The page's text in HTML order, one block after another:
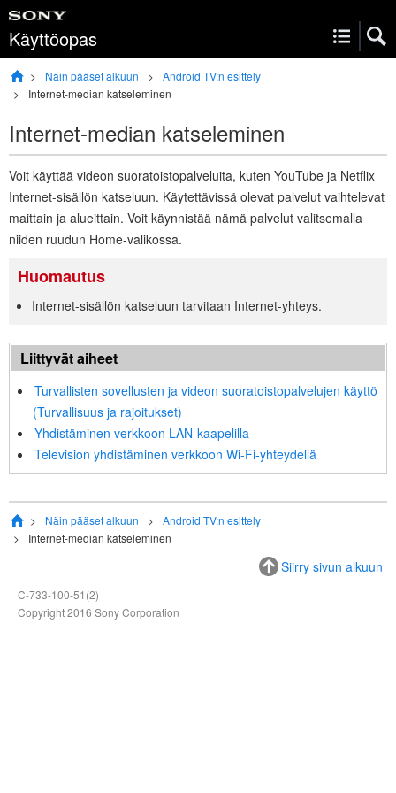
Käyttöopas
Näin pääset alkuun Android TV:n esittely
Internet-median katseleminen
Internet-median katseleminen
Voit käyttää videon suoratoistopalveluita, kuten YouTube ja Netflix
Internet-sisällön katseluun. Käytettävissä olevat palvelut vaihtelevat
maittain ja alueittain. Voit käynnistää nämä palvelut valitsemalla
niiden ruudun Home-valikossa.
Huomautus
Internet-sisällön katseluun tarvitaan Internet-yhteys.
Liittyvät aiheet
Turvallisten sovellusten ja videon suoratoistopalvelujen käyttö
(Turvallisuus ja rajoitukset)
Yhdistäminen verkkoon LAN-kaapelilla
Television yhdistäminen verkkoon Wi-Fi-yhteydellä
Näin pääset alkuun Android TV:n esittely
Internet-median katseleminen
Siirry sivun alkuun
C-733-100-51(2)
Copyright 2016 Sony Corporation